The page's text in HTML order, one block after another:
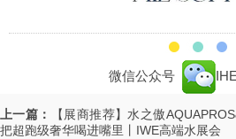
微信公众号
上一篇：
【展商推荐】水之傲
把超跑级奢华喝进嘴里丨IWE高端水展会